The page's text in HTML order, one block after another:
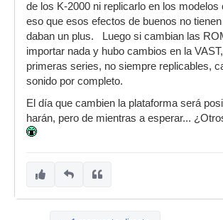
de los K-2000 ni replicarlo en los modelos
eso que esos efectos de buenos no
daban un plus. Luego si cambian las
importar nada y hubo cambios en la
primeras series, no siempre replicables,
sonido por completo.
El día que cambien la plataforma será
harán, pero de mientras a esperar...